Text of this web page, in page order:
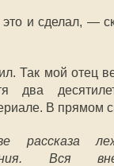
и сделал, —
Так мой отец
два
В прямом
рассказа
Вся